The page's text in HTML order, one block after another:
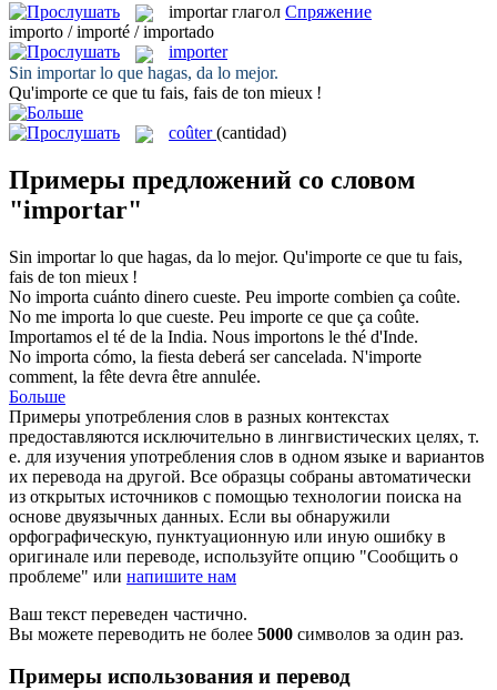
importar глагол Спряжение
importo / importé / importado
importer
Sin importarlo que hagas, da lo mejor.
Qu'importe ce que tu fais, fais de ton mieux !
coûter (cantidad)
Примеры предложений со словом
"importar"
Sin importarlo que hagas, da lo mejor. Qu'importe ce que tu fais,
fais de ton mieux !
No importa cuánto dinero cueste. Peu importe combien ça coûte.
No me importa lo que cueste. Peu importe ce que ça coûte.
Importamos el té de la India. Nous importons le thé d'Inde.
No importa cómo, la fiesta deberá ser cancelada. N'importe
comment, la fête devra être annulée.
Больше
Примеры употребления слов в разных контекстах
предоставляются исключительно в лингвистических целях, т.
е. для изучения употребления слов в одном языке и вариантов
их перевода на другой. Все образцы собраны автоматически
из открытых источников с помощью технологии поиска на
основе двуязычных данных. Если вы обнаружили
орфографическую, пунктуационную или иную ошибку в
оригинале или переводе, используйте опцию "Сообщить о
проблеме" или напишите нам
Ваш текст переведен частично.
Вы можете переводить не более 5000 символов за один раз.
Примеры использования и перевод